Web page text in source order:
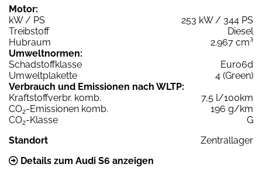
Motor:
kW / PS
253 kW / 344 PS
Treibstoff
Diesel
Hubraum
2.967 cm³
Umweltnormen:
Schadstoffklasse
Euro6d
Umweltplakette
4 (Green)
Verbrauch und Emissionen nach WLTP:
Kraftstoffverbr. komb.
7,5 l/100km
CO2-Emissionen komb.
196 g/km
CO2-Klasse
G
Standort
Zentrallager
Details zum Audi S6 anzeigen